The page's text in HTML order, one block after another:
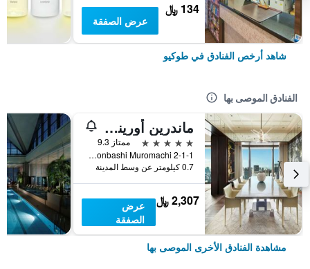
134 ﷼
عرض الصفقة
شاهد أرخص الفنادق في طوكيو
الفنادق الموصى بها
ماندرين أورينتال، طوكيو
5 نجوم
ممتاز 9.3
2-1-1 Nihonbashi Muromachi, طوكيو, اليابان
0.7 كيلومتر عن وسط المدينة
2,307 ﷼
عرض
الصفقة
مشاهدة الفنادق الأخرى الموصى بها